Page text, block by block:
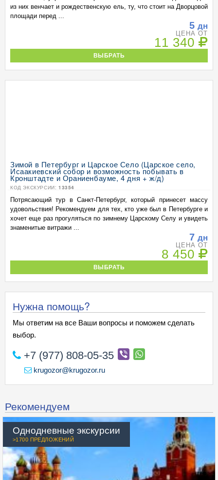
из них венчает и рождественскую ель, ту, что стоит на Дворцовой
площади перед ...
5 дн
ЦЕНА ОТ
11 340
ВЫБРАТЬ
Зимой в Петербург и Царское Село (Царское село,
Исаакиевский собор и возможность побывать в
Кронштадте и Ораниенбауме, 4 дня + ж/д)
КОД ЭКСКУРСИИ: 13354
Потрясающий тур в Санкт-Петербург, который принесет массу
удовольствия! Рекомендуем для тех, кто уже был в Петербурге и
хочет еще раз прогуляться по зимнему Царскому Селу и увидеть
знаменитые витражи ...
7 дн
ЦЕНА ОТ
8 450
ВЫБРАТЬ
Нужна помощь?
Мы ответим на все Ваши вопросы и поможем сделать
выбор.
+7 (977) 808-05-35
krugozor@krugozor.ru
Рекомендуем
Однодневные экскурсии
>1700 ПРЕДЛОЖЕНИЙ